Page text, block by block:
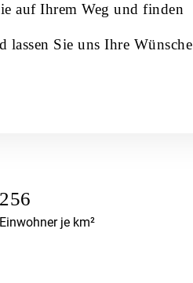
auf Ihrem Weg und finden
lassen Sie uns Ihre Wünsche
256
Einwohner je km²